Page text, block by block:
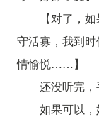
【对了，
守活寡，我到
情愉悦……】
还没听完，
如果可以，